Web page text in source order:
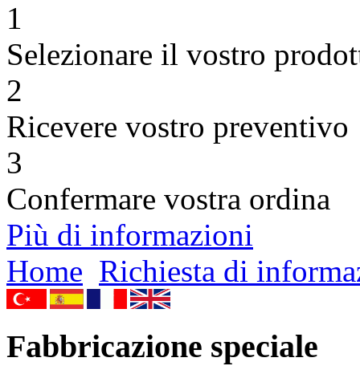
1
Selezionare il vostro
2
Ricevere vostro preventivo
3
Confermare vostra ordina
Più di informazioni
Home Richiesta di
Fabbricazione speciale